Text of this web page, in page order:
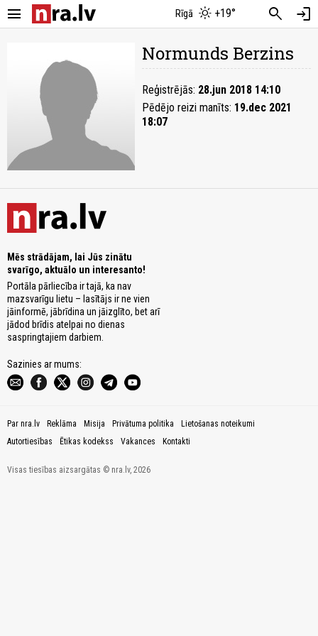
menu Rīgā +19° search login
Normunds Berzins
Reģistrējās: 28.jun 2018 14:10
Pēdējo reizi manīts: 19.dec 2021
18:07
Mēs strādājam, lai Jūs zinātu
svarīgo, aktuālo un interesanto!
Portāla pārliecība ir tajā, ka nav
mazsvarīgu lietu – lasītājs ir ne vien
jāinformē, jābrīdina un jāizglīto, bet arī
jādod brīdis atelpai no dienas
saspringtajiem darbiem.
Sazinies ar mums:
Par nra.lv Reklāma Misija Privātuma politika
Lietošanas noteikumi
Autortiesības
Ētikas kodekss Vakances Kontakti
Visas tiesības aizsargātas © nra.lv, 2026